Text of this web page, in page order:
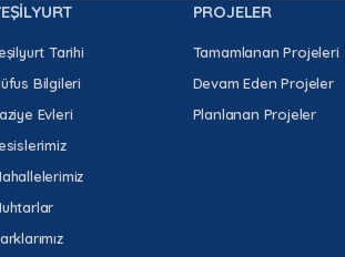
Tarihi
Bilgileri
Evleri
PROJELER
Tamamlanan Projeleri
Devam Eden Projeler
Planlanan Projeler